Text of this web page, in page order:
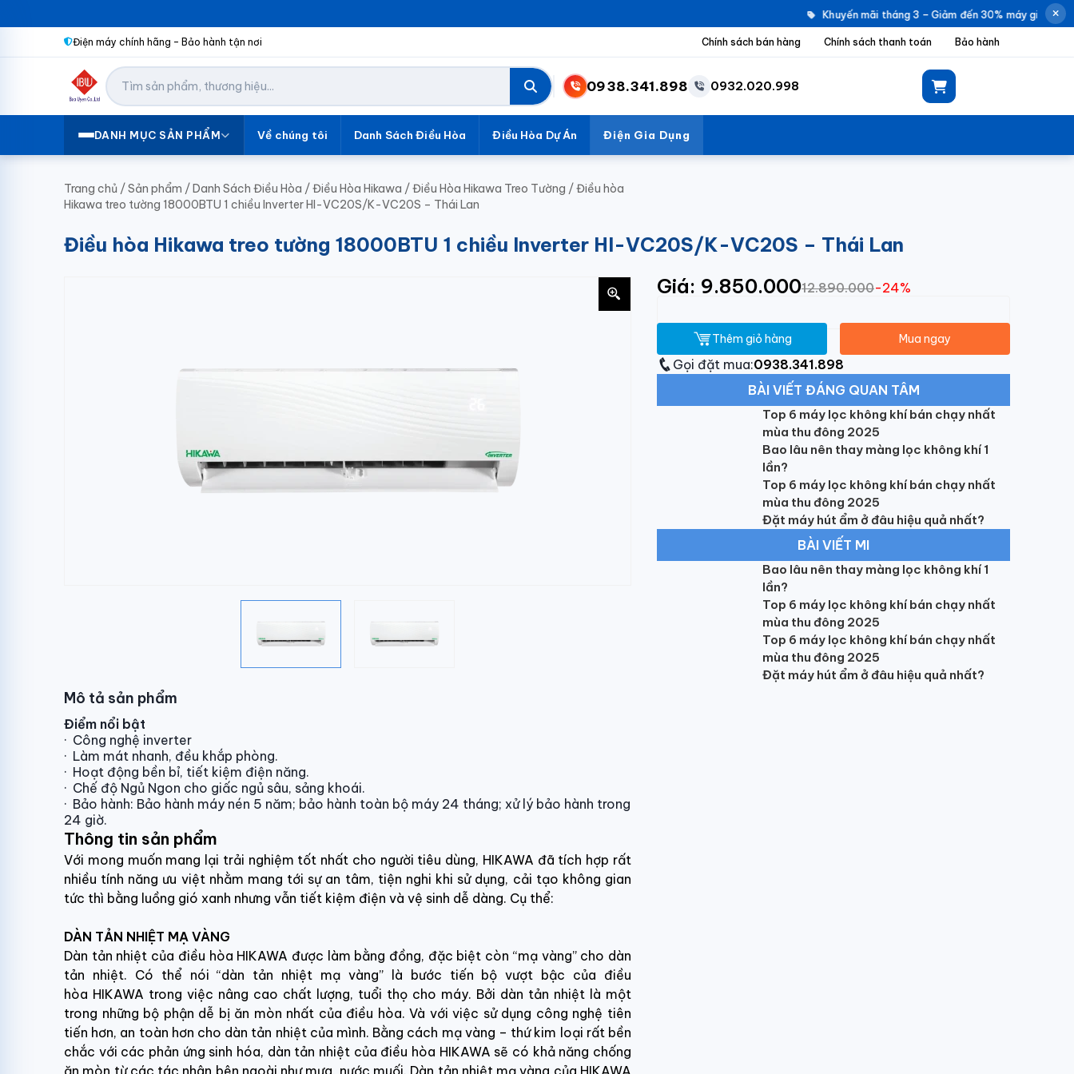
Khuyến mãi tháng 3 – Giảm đến 30% máy giặt
Điện máy chính hãng – Bảo hành tận nơi Chính sách bán hàng Chính sách thanh toán Bảo hành
0938.341.898 0932.020.998
DANH MỤC SẢN PHẨM Về chúng tôi Danh Sách Điều Hòa Điều Hòa Dự Án Điện Gia Dụng
Trang chủ /Sản phẩm /Danh Sách Điều Hòa /Điều Hòa Hikawa /Điều Hòa Hikawa Treo Tường /Điều hòa
Hikawa treo tường 18000BTU 1 chiều Inverter HI-VC20S/K-VC20S – Thái Lan
Điều hòa Hikawa treo tường 18000BTU 1 chiều Inverter HI-VC20S/K-VC20S – Thái Lan
Mô tả sản phẩm
Điểm nổi bật
· Công nghệ inverter
· Làm mát nhanh, đều khắp phòng.
· Hoạt động bền bỉ, tiết kiệm điện năng.
· Chế độ Ngủ Ngon cho giấc ngủ sâu, sảng khoái.
· Bảo hành: Bảo hành máy nén 5 năm; bảo hành toàn bộ máy 24 tháng; xử lý bảo hành trong
24 giờ.
Thông tin sản phẩm
Với mong muốn mang lại trải nghiệm tốt nhất cho người tiêu dùng, HIKAWA đã tích hợp rất
nhiều tính năng ưu việt nhằm mang tới sự an tâm, tiện nghi khi sử dụng, cải tạo không gian
tức thì bằng luồng gió xanh nhưng vẫn tiết kiệm điện và vệ sinh dễ dàng. Cụ thể:
DÀN TẢN NHIỆT MẠ VÀNG
Dàn tản nhiệt của điều hòa HIKAWA được làm bằng đồng, đặc biệt còn “mạ vàng” cho dàn
tản nhiệt. Có thể nói “dàn tản nhiệt mạ vàng” là bước tiến bộ vượt bậc của điều
hòa HIKAWA trong việc nâng cao chất lượng, tuổi thọ cho máy. Bởi dàn tản nhiệt là một
trong những bộ phận dễ bị ăn mòn nhất của điều hòa. Và với việc sử dụng công nghệ tiên
tiến hơn, an toàn hơn cho dàn tản nhiệt của mình. Bằng cách mạ vàng – thứ kim loại rất bền
chắc với các phản ứng sinh hóa, dàn tản nhiệt của điều hòa HIKAWA sẽ có khả năng chống
ăn mòn từ các tác nhân bên ngoài như mưa, nước muối. Dàn tản nhiệt mạ vàng của HIKAWA
Giá: 9.850.00012.890.000-24%
Thêm giỏ hàng Mua ngay
Gọi đặt mua:0938.341.898
BÀI VIẾT ĐÁNG QUAN TÂM
Top 6 máy lọc không khí bán chạy nhất
mùa thu đông 2025
Bao lâu nên thay màng lọc không khí 1
lần?
Top 6 máy lọc không khí bán chạy nhất
mùa thu đông 2025
Đặt máy hút ẩm ở đâu hiệu quả nhất?
BÀI VIẾT MI
Bao lâu nên thay màng lọc không khí 1
lần?
Top 6 máy lọc không khí bán chạy nhất
mùa thu đông 2025
Top 6 máy lọc không khí bán chạy nhất
mùa thu đông 2025
Đặt máy hút ẩm ở đâu hiệu quả nhất?